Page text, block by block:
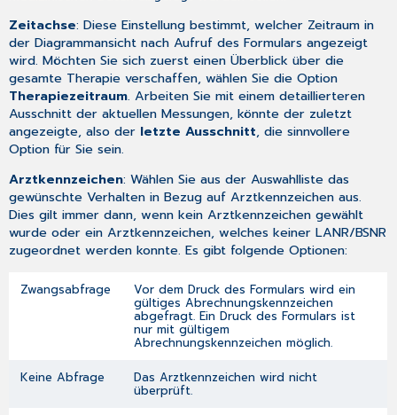
Zeitachse: Diese Einstellung bestimmt, welcher Zeitraum in
der Diagrammansicht nach Aufruf des Formulars angezeigt
wird. Möchten Sie sich zuerst einen Überblick über die
gesamte Therapie verschaffen, wählen Sie die Option
Therapiezeitraum. Arbeiten Sie mit einem detaillierteren
Ausschnitt der aktuellen Messungen, könnte der zuletzt
angezeigte, also der letzte Ausschnitt, die sinnvollere
Option für Sie sein.
Arztkennzeichen: Wählen Sie aus der Auswahlliste das
gewünschte Verhalten in Bezug auf Arztkennzeichen aus.
Dies gilt immer dann, wenn kein Arztkennzeichen gewählt
wurde oder ein Arztkennzeichen, welches keiner LANR/BSNR
zugeordnet werden konnte. Es gibt folgende Optionen:
Zwangsabfrage Vor dem Druck des Formulars wird ein
gültiges Abrechnungskennzeichen
abgefragt. Ein Druck des Formulars ist
nur mit gültigem
Abrechnungskennzeichen möglich.
Keine Abfrage Das Arztkennzeichen wird nicht
überprüft.